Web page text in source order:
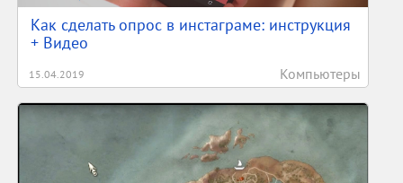
компания за время существования
на данный момент в рабочем
Достаточно удивительным фактом
исследовательской группы на базе
компании, которая
специализируется на изучении
шума двигателя автомобилей.
Как сделать опрос в инстаграме: инструкция
+ Видео
15.04.2019 Компьютеры